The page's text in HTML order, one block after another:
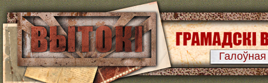
Галоўная